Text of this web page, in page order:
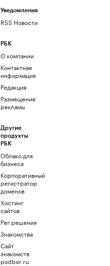
Уведомления
RSS Новости
РБК
О компании
Контактная
информация
Редакция
Размещение
рекламы
Другие
продукты
РБК
Облако для
бизнеса
Корпоративный
регистратор
доменов
Хостинг
сайтов
Рег.решения
Знакомства
Сайт
знакомств
podbor.ru